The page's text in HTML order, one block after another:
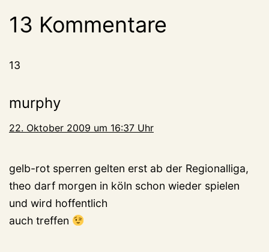
13 Kommentare
13
murphy
22. Oktober 2009 um 16:37 Uhr
gelb-rot sperren gelten erst ab der Regionalliga,
theo darf morgen in köln schon wieder spielen
und wird hoffentlich
auch treffen